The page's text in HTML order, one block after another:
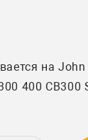
на John